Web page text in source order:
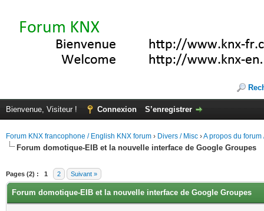
Bienvenue, Visiteur ! Connexion S’enregistrer
Forum KNX francophone / English KNX forum › Divers / Misc ›A propos du forum
Forum domotique-EIB et la nouvelle interface de Google Groupes
Pages (2) : 1 2 Suivant »
Forum domotique-EIB et la nouvelle interface de Google Groupes